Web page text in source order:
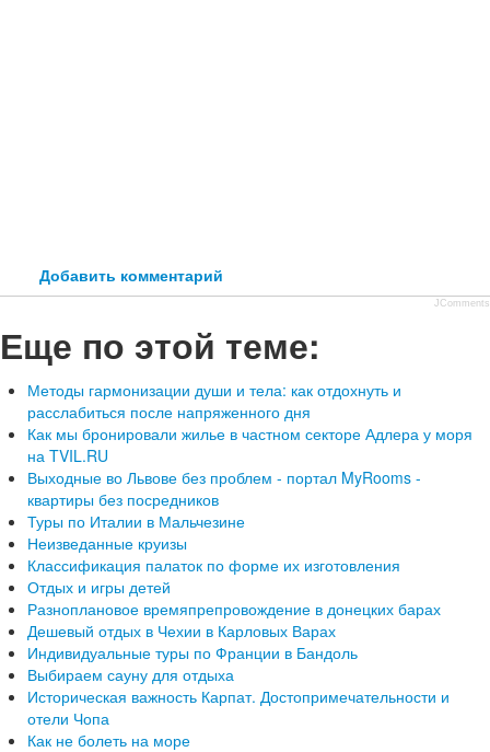
Добавить комментарий
JComments
Еще по этой теме:
Методы гармонизации души и тела: как отдохнуть и
расслабиться после напряженного дня
Как мы бронировали жилье в частном секторе Адлера у моря
на TVIL.RU
Выходные во Львове без проблем - портал MyRooms -
квартиры без посредников
Туры по Италии в Мальчезине
Неизведанные круизы
Классификация палаток по форме их изготовления
Отдых и игры детей
Разноплановое времяпрепровождение в донецких барах
Дешевый отдых в Чехии в Карловых Варах
Индивидуальные туры по Франции в Бандоль
Выбираем сауну для отдыха
Историческая важность Карпат. Достопримечательности и
отели Чопа
Как не болеть на море